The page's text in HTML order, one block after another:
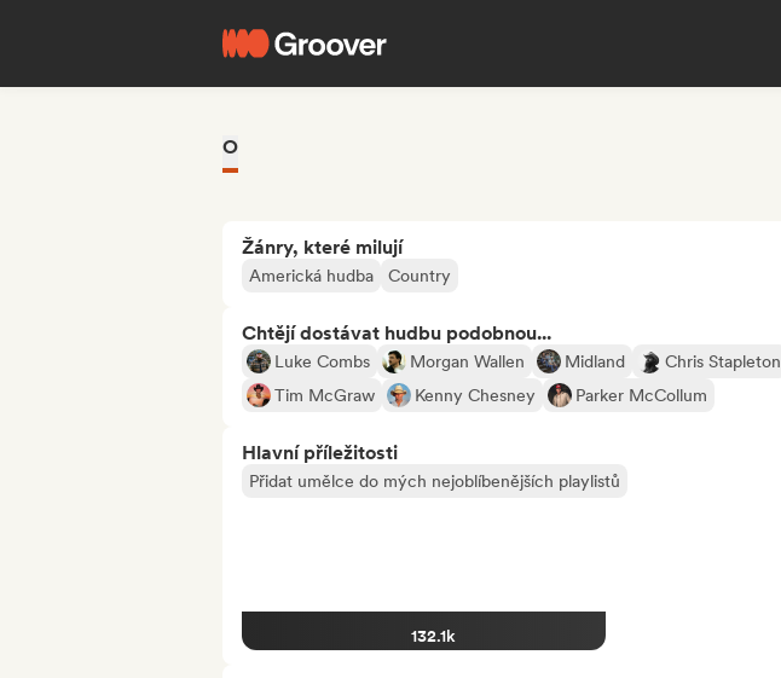
O
Žánry, které milují
Americká hudba Country
Chtějí dostávat hudbu podobnou...
Luke Combs Morgan Wallen Midland Chris Stapleton
Tim McGraw
Kenny Chesney Parker McCollum
Hlavní příležitosti
Přidat umělce do mých nejoblíbenějších playlistů
132.1k